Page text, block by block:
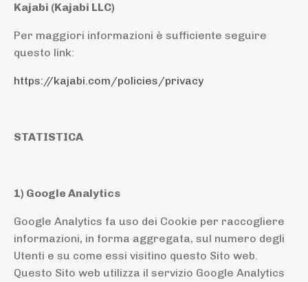
Kajabi (Kajabi LLC)
Per maggiori informazioni è sufficiente seguire
questo link:
https://kajabi.com/policies/privacy
STATISTICA
1) Google Analytics
Google Analytics fa uso dei Cookie per raccogliere
informazioni, in forma aggregata, sul numero degli
Utenti e su come essi visitino questo Sito web.
Questo Sito web utilizza il servizio Google Analytics